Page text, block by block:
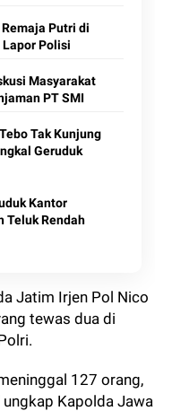
Putri di
Lapor Polisi
Masyarakat
PT SMI
Tak Kunjung
Geruduk
Kantor
Teluk Rendah
Jatim Irjen Pol Nico
tewas dua di
127 orang,
Kapolda Jawa